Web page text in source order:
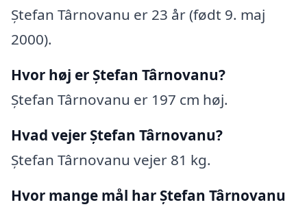
Ștefan Târnovanu er 23 år (født 9. maj
2000).
Hvor høj er Ștefan Târnovanu?
Ștefan Târnovanu er 197 cm høj.
Hvad vejer Ștefan Târnovanu?
Ștefan Târnovanu vejer 81 kg.
Hvor mange mål har Ștefan Târnovanu